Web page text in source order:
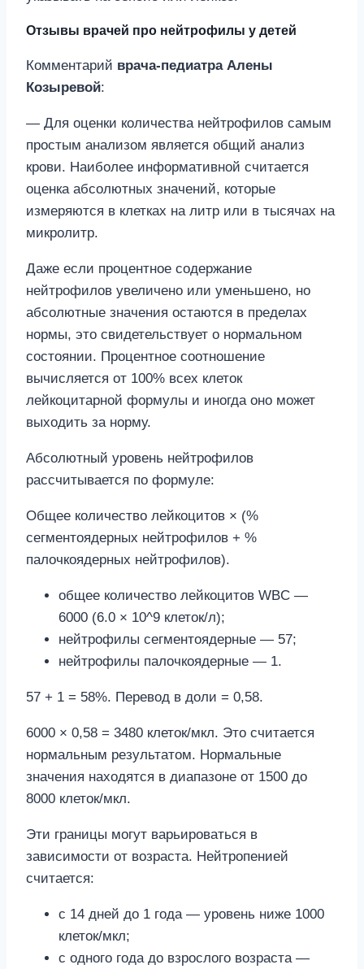
Отзывы врачей про нейтрофилы у детей
Комментарий врача-педиатра Алены
Козыревой:
— Для оценки количества нейтрофилов самым
простым анализом является общий анализ
крови. Наиболее информативной считается
оценка абсолютных значений, которые
измеряются в клетках на литр или в тысячах на
микролитр.
Даже если процентное содержание
нейтрофилов увеличено или уменьшено, но
абсолютные значения остаются в пределах
нормы, это свидетельствует о нормальном
состоянии. Процентное соотношение
вычисляется от 100% всех клеток
лейкоцитарной формулы и иногда оно может
выходить за норму.
Абсолютный уровень нейтрофилов
рассчитывается по формуле:
Общее количество лейкоцитов × (%
сегментоядерных нейтрофилов + %
палочкоядерных нейтрофилов).
общее количество лейкоцитов WBC —
6000 (6.0 × 10^9 клеток/л);
нейтрофилы сегментоядерные — 57;
нейтрофилы палочкоядерные — 1.
57 + 1 = 58%. Перевод в доли = 0,58.
6000 × 0,58 = 3480 клеток/мкл. Это считается
нормальным результатом. Нормальные
значения находятся в диапазоне от 1500 до
8000 клеток/мкл.
Эти границы могут варьироваться в
зависимости от возраста. Нейтропенией
считается:
с 14 дней до 1 года — уровень ниже 1000
клеток/мкл;
с одного года до взрослого возраста —